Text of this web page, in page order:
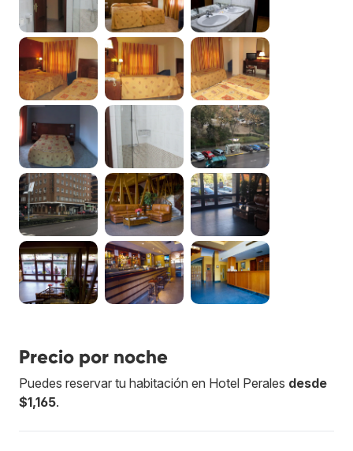
Precio por noche
Puedes reservar tu habitación en Hotel Perales desde
$1,165.